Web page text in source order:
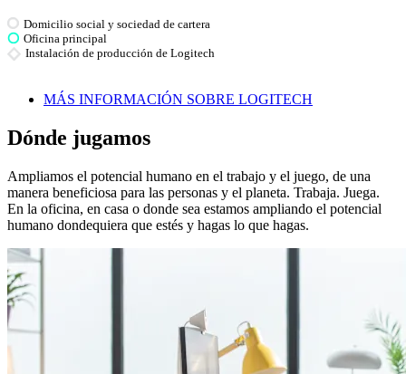
Domicilio social y sociedad de cartera
Oficina principal
Instalación de producción de Logitech
MÁS INFORMACIÓN SOBRE LOGITECH
Dónde jugamos
Ampliamos el potencial humano en el trabajo y el juego, de una
manera beneficiosa para las personas y el planeta. Trabaja. Juega.
En la oficina, en casa o donde sea estamos ampliando el potencial
humano dondequiera que estés y hagas lo que hagas.